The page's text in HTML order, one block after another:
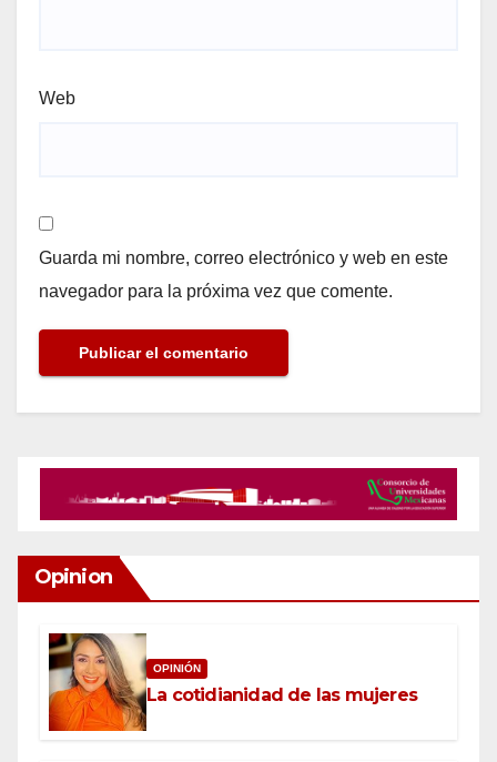
Web
Guarda mi nombre, correo electrónico y web en este
navegador para la próxima vez que comente.
Opinion
OPINIÓN
La cotidianidad de las mujeres